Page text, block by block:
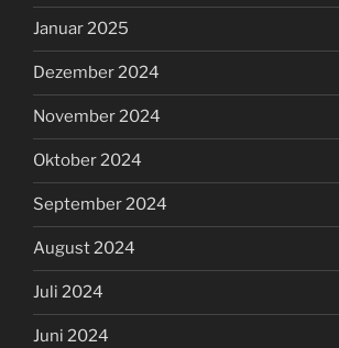
Januar 2025
Dezember 2024
November 2024
Oktober 2024
September 2024
August 2024
Juli 2024
Juni 2024